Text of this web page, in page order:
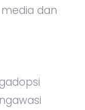
dan